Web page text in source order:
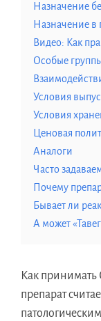
Назначение
Назначение в
Видео: Как
Особые
Условия
Условия
Ценовая
Аналоги
Часто
Почему
Бывает ли
А может
Как принимать
препарат